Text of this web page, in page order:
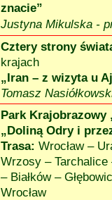
znacie”
Justyna Mikulska -
Cztery strony
krajach
„Iran – z wizyta u
Tomasz
Park Krajobrazowy
„Doliną Odry i
Trasa: Wrocław –
Wrzosy –
– Białków –
Wrocław